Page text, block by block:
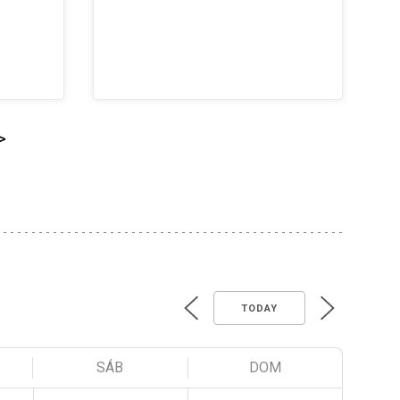
TODAY
SÁB DOM